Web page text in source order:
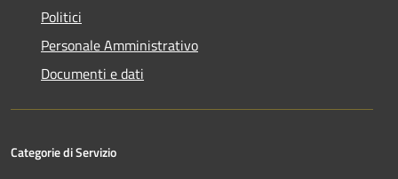
Politici
Personale Amministrativo
Documenti e dati
Categorie di Servizio